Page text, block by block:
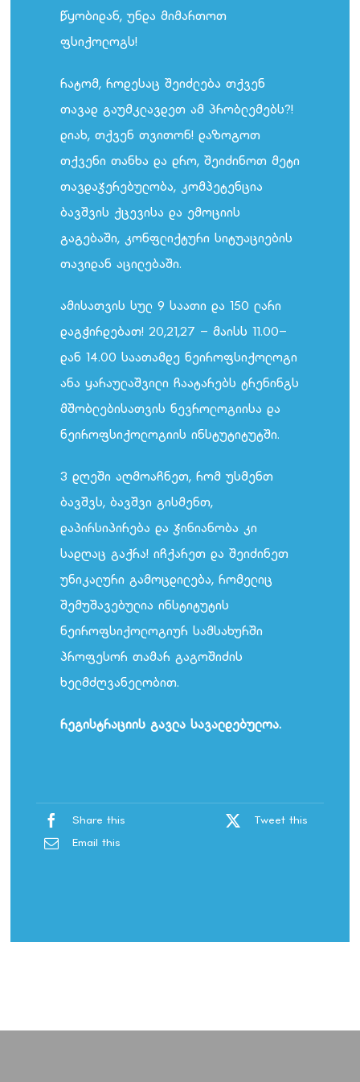
წყობიდან, უნდა მიმართოთ
ფსიქოლოგს!
რატომ, როდესაც შეიძლება თქვენ
თავად გაუმკლავდეთ ამ პრობლემებს?!
დიახ, თქვენ თვითონ! დაზოგოთ
თქვენი თანხა და დრო, შეიძინოთ მეტი
თავდაჯერებულობა, კომპეტენცია
ბავშვის ქცევისა და ემოციის
გაგებაში, კონფლიქტური სიტუაციების
თავიდან აცილებაში.
ამისათვის სულ 9 საათი და 150 ლარი
დაგჭირდებათ! 20,21,27 – მაისს 11.00–
დან 14.00 საათამდე ნეიროფსიქოლოგი
ანა ყარაულაშვილი ჩაატარებს ტრენინგს
მშობლებისათვის ნევროლოგიისა და
ნეიროფსიქოლოგიის ინსტუტიტუტში.
3 დღეში აღმოაჩნეთ, რომ უსმენთ
ბავშვს, ბავშვი გისმენთ,
დაპირსიპირება და ჯინიანობა კი
სადღაც გაქრა! იჩქარეთ და შეიძინეთ
უნიკალური გამოცდილება, რომელიც
შემუშავებულია ინსტიტუტის
ნეიროფსიქოლოგიურ სამსახურში
პროფესორ თამარ გაგოშიძის
ხელმძღვანელობით.
რეგისტრაციის გავლა სავალდებულოა.
Share this
Tweet this
Email this